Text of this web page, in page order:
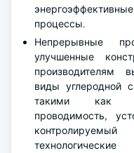
процессы.
Непрерывные
улучшенные
производителям
виды углеродной
такими как
проводимость,